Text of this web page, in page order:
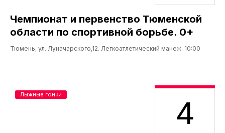
Чемпионат и первенство Тюменской
области по спортивной борьбе. 0+
Тюмень, ул. Луначарского,12. Легкоатлетический манеж. 10:00
4
Лыжные гонки